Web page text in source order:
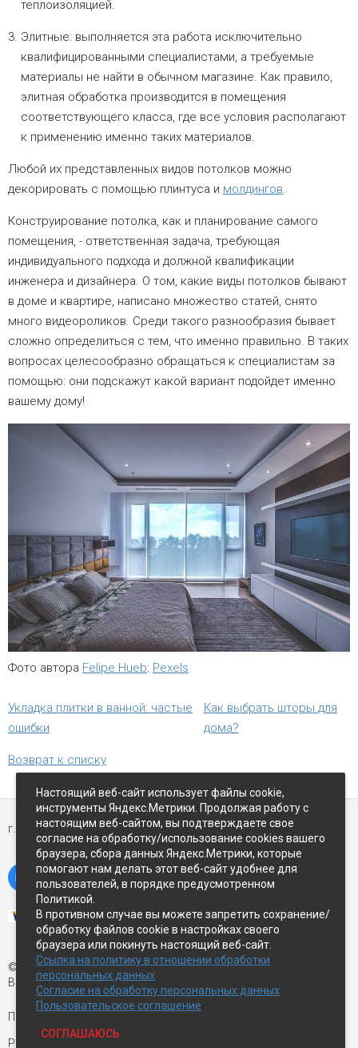
теплоизоляцией.
Элитные: выполняется эта работа исключительно
квалифицированными специалистами, а требуемые
материалы не найти в обычном магазине. Как правило,
элитная обработка производится в помещения
соответствующего класса, где все условия располагают
к применению именно таких материалов.
Любой их представленных видов потолков можно
декорировать с помощью плинтуса и молдингов.
Конструирование потолка, как и планирование самого
помещения, - ответственная задача, требующая
индивидуального подхода и должной квалификации
инженера и дизайнера. О том, какие виды потолков бывают
в доме и квартире, написано множество статей, снято
много видеороликов. Среди такого разнообразия бывает
сложно определиться с тем, что именно правильно. В таких
вопросах целесообразно обращаться к специалистам за
помощью: они подскажут какой вариант подойдет именно
вашему дому!
Фото автора Felipe Hueb: Pexels
Укладка плитки в ванной: частые
ошибки
Как выбрать шторы для
дома?
Возврат к списку
г. Петропавловск-Камчатский,ул Восточное-шоссе, д.5
© Экспострой, 2026 г.
Все права защищены
Письмо директору:
Разработка сайта —
Настоящий веб-сайт использует файлы cookie,
инструменты Яндекс.Метрики. Продолжая работу с
настоящим веб-сайтом, вы подтверждаете свое
согласие на обработку/использование cookies вашего
браузера, сбора данных Яндекс.Метрики, которые
помогают нам делать этот веб-сайт удобнее для
пользователей, в порядке предусмотренном
Политикой.
В противном случае вы можете запретить сохранение/
обработку файлов cookie в настройках своего
браузера или покинуть настоящий веб-сайт.
Ссылка на политику в отношении обработки
персональных данных
Согласие на обработку персональных данных
Пользовательское соглашение
СОГЛАШАЮСЬ